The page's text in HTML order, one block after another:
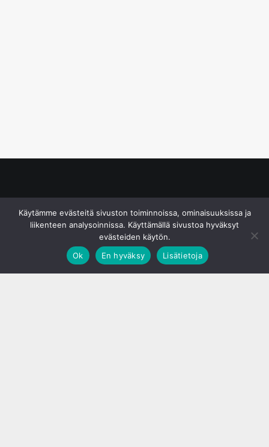
Käytämme evästeitä sivuston toiminnoissa, ominaisuuksissa ja
liikenteen analysoinnissa. Käyttämällä sivustoa hyväksyt
evästeiden käytön.
Ok
En hyväksy Lisätietoja